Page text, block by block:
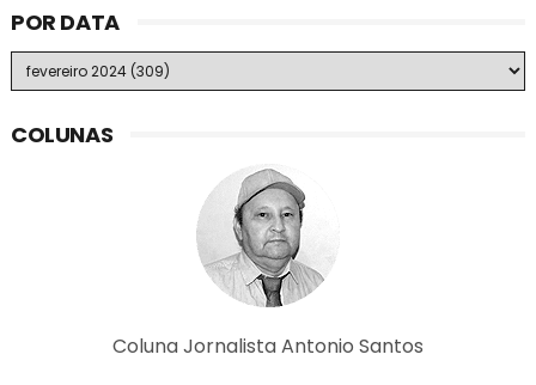
POR DATA
COLUNAS
Coluna Jornalista Antonio Santos